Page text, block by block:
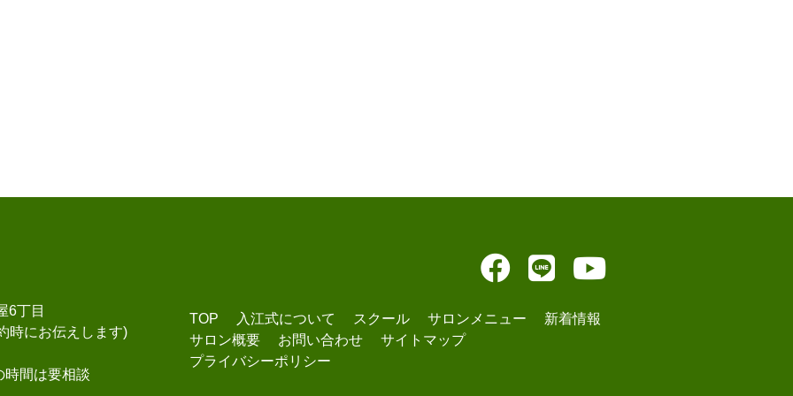
6丁目
時にお伝えします)
間は要相談
TOP 入江式について スクール サロンメニュー
新着情報
サロン概要
お問い合わせ
サイトマップ
プライバシーポリシー